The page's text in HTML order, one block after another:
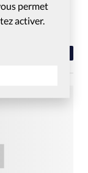
permet
activer.